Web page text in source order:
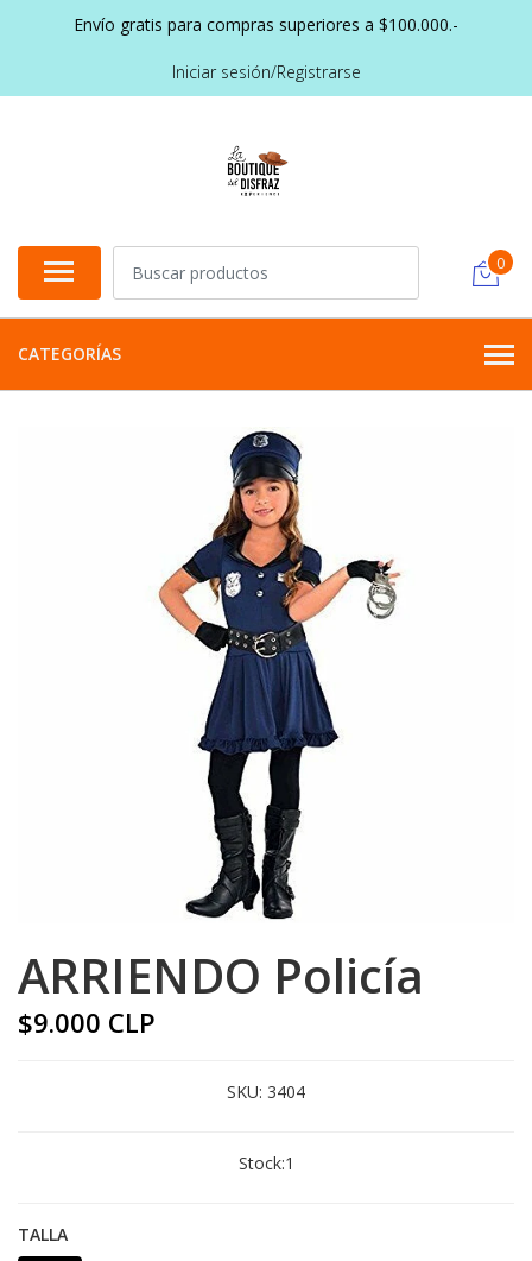
Envío gratis para compras superiores a $100.000.-
Iniciar sesión/Registrarse
0
CATEGORÍAS
ARRIENDO Policía
$9.000 CLP
SKU: 3404
Stock:1
TALLA